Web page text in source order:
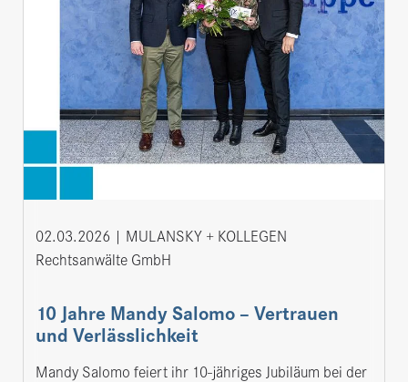
02.03.2026
MULANSKY + KOLLEGEN
Rechts­an­wälte GmbH
10 Jahre Mandy Salomo – Vertrauen
und Verlässlichkeit
Mandy Salomo feiert ihr 10-jähriges Jubiläum bei der